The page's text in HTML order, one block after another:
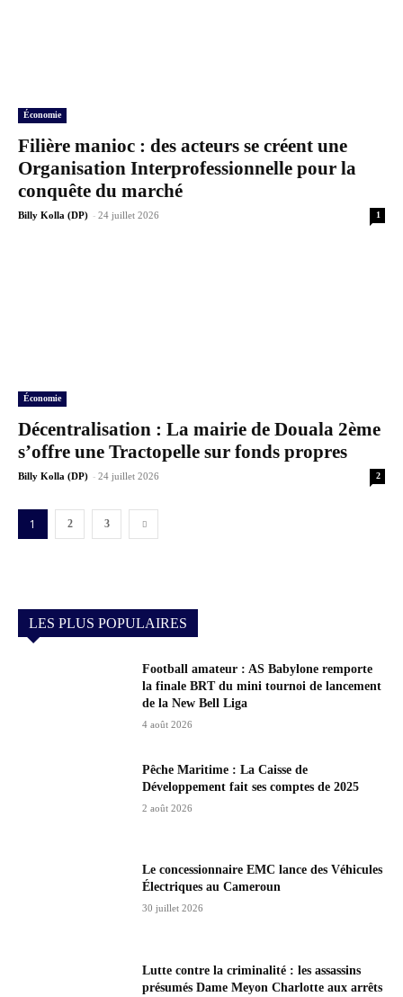
Économie
Filière manioc : des acteurs se créent une
Organisation Interprofessionnelle pour la
conquête du marché
Billy Kolla (DP) - 24 juillet 2026 1
Économie
Décentralisation : La mairie de Douala 2ème
s’offre une Tractopelle sur fonds propres
Billy Kolla (DP) - 24 juillet 2026 2
1 2 3
LES PLUS POPULAIRES
Football amateur : AS Babylone remporte
la finale BRT du mini tournoi de lancement
de la New Bell Liga
4 août 2026
Pêche Maritime : La Caisse de
Développement fait ses comptes de 2025
2 août 2026
Le concessionnaire EMC lance des Véhicules
Électriques au Cameroun
30 juillet 2026
Lutte contre la criminalité : les assassins
présumés Dame Meyon Charlotte aux arrêts